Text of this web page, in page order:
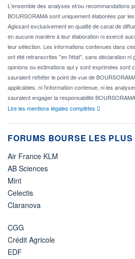
L'ensemble des analyses et/ou recommandations
BOURSORAMA sont uniquement élaborées par
Agissant exclusivement en qualité de canal de
en aucune manière à leur élaboration ni exercé
leur sélection. Les informations contenues dans
ont été retranscrites "en l'état", sans déclaration ni
opinions ou estimations qui y sont exprimées sont
sauraient refléter le point de vue de
applicables, ni l'information contenue, ni les
sauraient engager la responsabilité
Lire les mentions légales complètes
FORUMS BOURSE LES PLUS
Air France KLM
AB Sciences
Mint
Celectis
Claranova
CGG
Crédit Agricole
EDF